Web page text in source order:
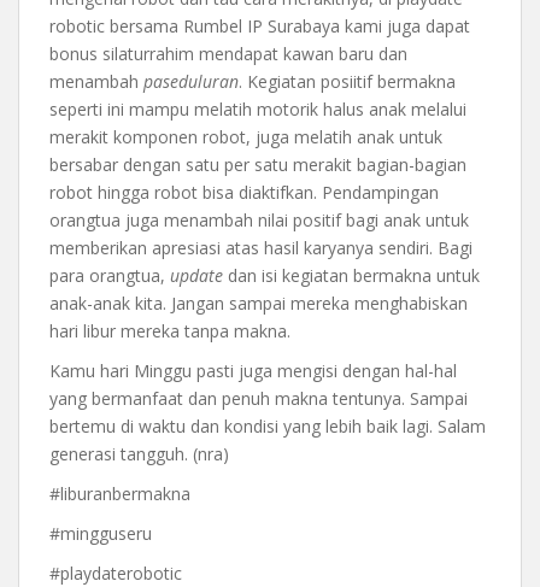
robotic bersama Rumbel IP Surabaya kami juga dapat
bonus silaturrahim mendapat kawan baru dan
menambah paseduluran. Kegiatan posiitif bermakna
seperti ini mampu melatih motorik halus anak melalui
merakit komponen robot, juga melatih anak untuk
bersabar dengan satu per satu merakit bagian-bagian
robot hingga robot bisa diaktifkan. Pendampingan
orangtua juga menambah nilai positif bagi anak untuk
memberikan apresiasi atas hasil karyanya sendiri. Bagi
para orangtua, update dan isi kegiatan bermakna untuk
anak-anak kita. Jangan sampai mereka menghabiskan
hari libur mereka tanpa makna.
Kamu hari Minggu pasti juga mengisi dengan hal-hal
yang bermanfaat dan penuh makna tentunya. Sampai
bertemu di waktu dan kondisi yang lebih baik lagi. Salam
generasi tangguh. (nra)
#liburanbermakna
#mingguseru
#playdaterobotic